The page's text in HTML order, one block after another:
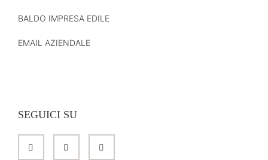
BALDO IMPRESA EDILE
EMAIL AZIENDALE
SEGUICI SU